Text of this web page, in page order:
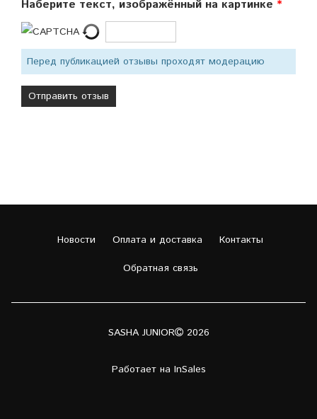
Наберите текст, изображённый на картинке
Перед публикацией отзывы проходят модерацию
Новости Оплата и доставка
Контакты
Обратная связь
SASHA JUNIOR 2026
Работает на InSales